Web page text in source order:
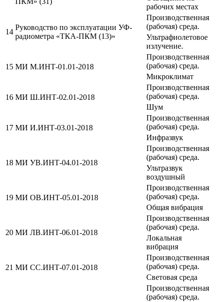
рабочих местах
14
Руководство по эксплуатации УФ-
радиометра «ТКА-ПКМ (13)»
Производственная
(рабочая) среда.
Ультрафиолетовое
излучение.
15 МИ М.ИНТ-01.01-2018
Производственная
(рабочая) среда.
Микроклимат
16 МИ Ш.ИНТ-02.01-2018
Производственная
(рабочая) среда.
Шум
17 МИ И.ИНТ-03.01-2018
Производственная
(рабочая) среда.
Инфразвук
18 МИ УВ.ИНТ-04.01-2018
Производственная
(рабочая) среда.
Ультразвук
воздушный
19 МИ ОВ.ИНТ-05.01-2018
Производственная
(рабочая) среда.
Общая вибрация
20 МИ ЛВ.ИНТ-06.01-2018
Производственная
(рабочая) среда.
Локальная
вибрация
21 МИ СС.ИНТ-07.01-2018
Производственная
(рабочая) среда.
Световая среда
Производственная
(рабочая) среда.